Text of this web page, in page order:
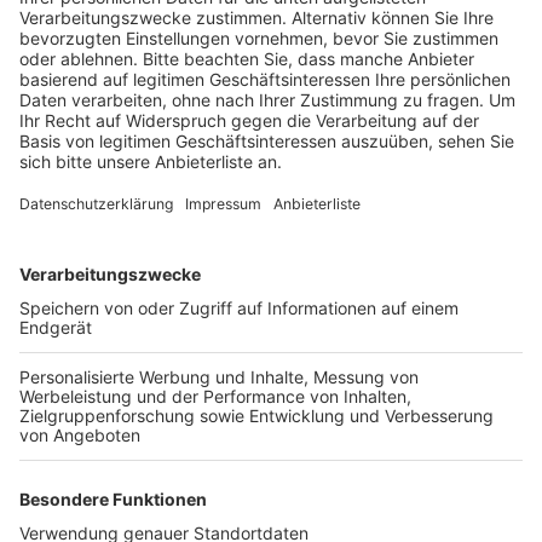
Anzeige
Mit beginn der Heizperiode klingeln die angeblichen
Stadtwerkemitarbeiter vor allem an den Haustüren
älterer Kerpener und bieten eine kostenlose
Energieberatung an. Im Beratungsgespräch werden
gefunden, wo angeblich dringender Handlungsbedarf
besteht, warnt die Stadt. Viele erschrockene
Hauseigentümer lassen sich dann zu Aufträgen
überreden. Laut der Stadt Kerpen sind aktuell wegen
der Pandemie keine Mitarbeiter der Stadtwerke
Kerpen unterwegs. Sie warnt ausdrücklich davor, sich
am Telefon oder an der Haustür unter Druck setzen zu
lassen und empfiehlt, niemanden ohne Berechtigung in
die Wohnung zu lassen.